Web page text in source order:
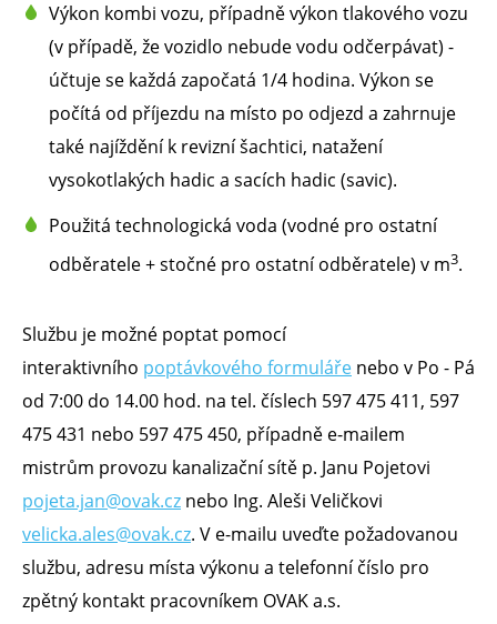
Výkon kombi vozu, případně výkon tlakového vozu
(v případě, že vozidlo nebude vodu odčerpávat) -
účtuje se každá započatá 1/4 hodina. Výkon se
počítá od příjezdu na místo po odjezd a zahrnuje
také najíždění k revizní šachtici, natažení
vysokotlakých hadic a sacích hadic (savic).
Použitá technologická voda (vodné pro ostatní
odběratele + stočné pro ostatní odběratele) v m3.
Službu je možné poptat pomocí
interaktivního poptávkového formuláře nebo v Po - Pá
od 7:00 do 14.00 hod. na tel. číslech 597 475 411, 597
475 431 nebo 597 475 450, případně e-mailem
mistrům provozu kanalizační sítě p. Janu Pojetovi
pojeta.jan@ovak.cz nebo Ing. Aleši Veličkovi
velicka.ales@ovak.cz. V e-mailu uveďte požadovanou
službu, adresu místa výkonu a telefonní číslo pro
zpětný kontakt pracovníkem OVAK a.s.